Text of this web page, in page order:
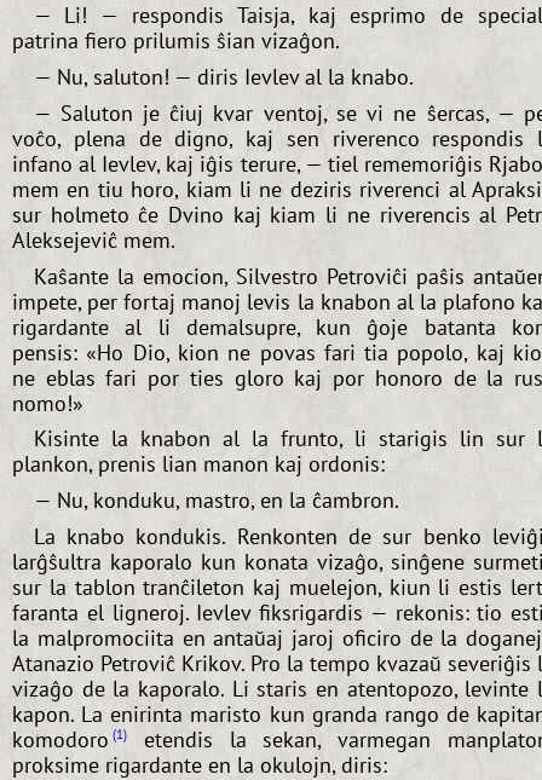
— Li! — respondis Taisja, kaj esprimo de
patrina fiero prilumis ŝian vizaĝon.
— Nu, saluton! — diris Ievlev al la knabo.
— Saluton je ĉiuj kvar ventoj, se vi ne ŝercas, —
voĉo, plena de digno, kaj sen riverenco respondis
infano al Ievlev, kaj iĝis terure, — tiel rememoriĝis
mem en tiu horo, kiam li ne deziris riverenci al
sur holmeto ĉe Dvino kaj kiam li ne riverencis al
Aleksejeviĉ mem.
Kaŝante la emocion, Silvestro Petroviĉi paŝis
impete, per fortaj manoj levis la knabon al la plafono
rigardante al li demalsupre, kun ĝoje batanta
pensis: «Ho Dio, kion ne povas fari tia popolo, kaj
ne eblas fari por ties gloro kaj por honoro de la
nomo!»
Kisinte la knabon al la frunto, li starigis lin sur
plankon, prenis lian manon kaj ordonis:
— Nu, konduku, mastro, en la ĉambron.
La knabo kondukis. Renkonten de sur benko
larĝŝultra kaporalo kun konata vizaĝo, sinĝene
sur la tablon tranĉileton kaj muelejon, kiun li estis
faranta el ligneroj. Ievlev fiksrigardis — rekonis: tio
la malpromociita en antaŭaj jaroj oficiro de la
Atanazio Petroviĉ Krikov. Pro la tempo kvazaŭ severiĝis
vizaĝo de la kaporalo. Li staris en atentopozo, levinte
kapon. La enirinta maristo kun granda rango de
komodoro 1
etendis la sekan, varmegan
proksime rigardante en la okulojn, diris: